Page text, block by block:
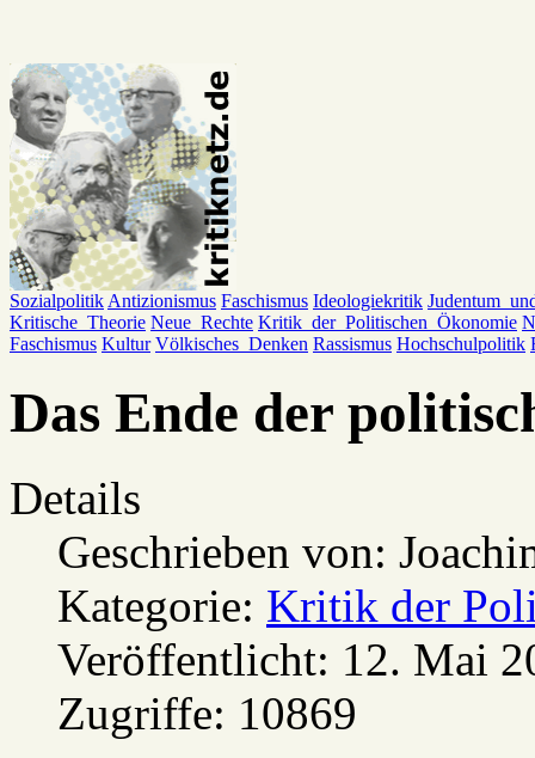
Sozialpolitik Antizionismus Faschismus Ideologiekritik
Kritische_Theorie Neue_Rechte Kritik_der_Politischen_Ökonomie
Faschismus Kultur Völkisches_Denken Rassismus Hochschulpolitik
Das Ende der
Details
Geschrieben von:
Kategorie: Kritik der
Veröffentlicht: 12. Mai
Zugriffe: 10869